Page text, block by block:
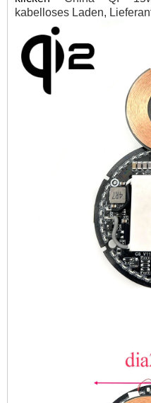
kabelloses Laden,